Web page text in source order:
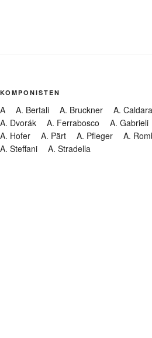
KOMPONISTEN
A A. Bertali A. Bruckner A. Caldara
A. Dvorák
A. Ferrabosco A. Gabrieli
A. Hofer
A. Pärt A. Pfleger A.
A. Steffani
A. Stradella